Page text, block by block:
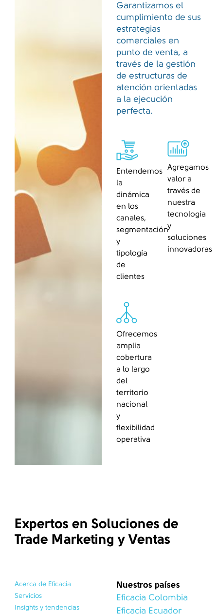
Garantizamos el
cumplimiento de sus
estrategias
comerciales en
punto de venta, a
través de la gestión
de estructuras de
atención orientadas
a la ejecución
perfecta.
Entendemos
la
dinámica
en los
canales,
segmentación
y
tipología
de
clientes
Agregamos
valor a
través de
nuestra
tecnología
y
soluciones
innovadoras
Ofrecemos
amplia
cobertura
a lo largo
del
territorio
nacional
y
flexibilidad
operativa
Expertos en Soluciones de
Trade Marketing y Ventas
Acerca de Eficacia
Servicios
Insights y tendencias
Nuestros países
Eficacia Colombia
Eficacia Ecuador